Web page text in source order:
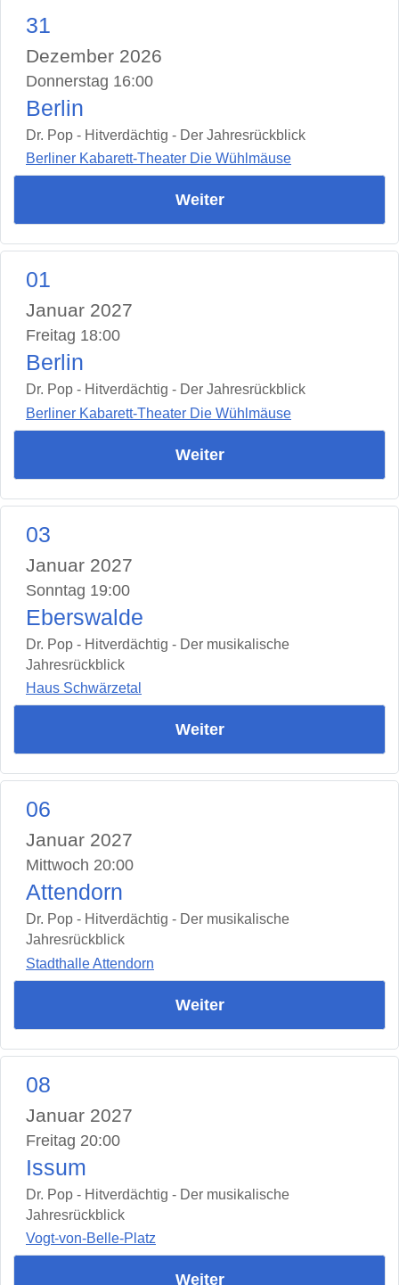
31
Dezember 2026
Donnerstag 16:00
Berlin
Dr. Pop - Hitverdächtig - Der Jahresrückblick
Berliner Kabarett-Theater Die Wühlmäuse
Weiter
01
Januar 2027
Freitag 18:00
Berlin
Dr. Pop - Hitverdächtig - Der Jahresrückblick
Berliner Kabarett-Theater Die Wühlmäuse
Weiter
03
Januar 2027
Sonntag 19:00
Eberswalde
Dr. Pop - Hitverdächtig - Der musikalische
Jahresrückblick
Haus Schwärzetal
Weiter
06
Januar 2027
Mittwoch 20:00
Attendorn
Dr. Pop - Hitverdächtig - Der musikalische
Jahresrückblick
Stadthalle Attendorn
Weiter
08
Januar 2027
Freitag 20:00
Issum
Dr. Pop - Hitverdächtig - Der musikalische
Jahresrückblick
Vogt-von-Belle-Platz
Weiter